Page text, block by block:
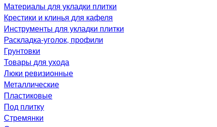
Материалы для укладки плитки
Крестики и клинья для кафеля
Инструменты для укладки плитки
Раскладка-уголок, профили
Грунтовки
Товары для ухода
Люки ревизионные
Металлические
Пластиковые
Под плитку
Стремянки